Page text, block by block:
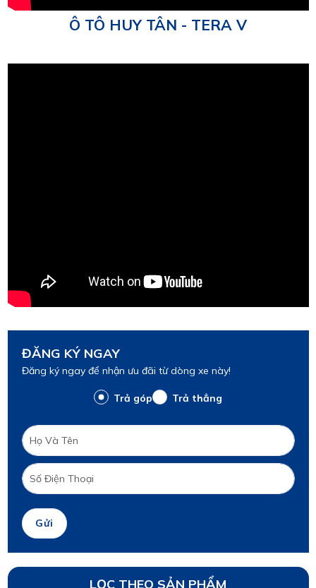
Ô TÔ HUY TÂN - TERA V
ĐĂNG KÝ NGAY
Đăng ký ngay để nhận ưu đãi từ dòng xe này!
Trả góp Trả thẳng
Gửi
LỌC THEO SẢN PHẨM